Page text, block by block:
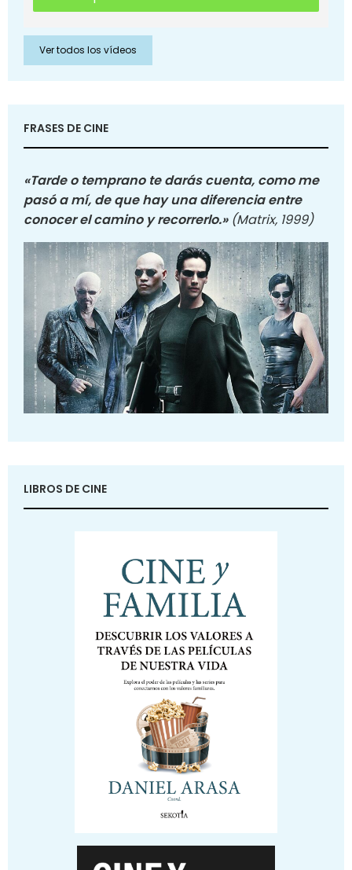
Ver todos los vídeos
FRASES DE CINE
«Tarde o temprano te darás cuenta, como me
pasó a mí, de que hay una diferencia entre
conocer el camino y recorrerlo.» (Matrix, 1999)
LIBROS DE CINE